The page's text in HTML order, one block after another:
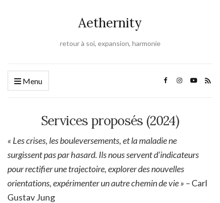
Aethernity
retour à soi, expansion, harmonie
Menu
Services proposés (2024)
« Les crises, les bouleversements, et la maladie ne
surgissent pas par hasard. Ils nous servent d’indicateurs
pour rectifier une trajectoire, explorer des nouvelles
orientations, expérimenter un autre chemin de vie » – Carl
Gustav Jung